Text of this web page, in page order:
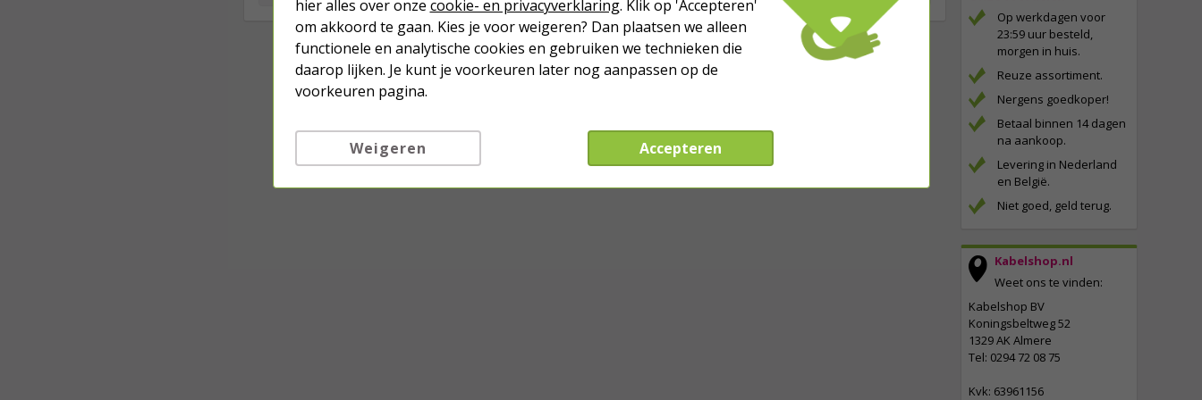
Op werkdagen voor
23:59 uur besteld,
morgen in huis.
Reuze assortiment.
Nergens goedkoper!
Betaal binnen 14 dagen
na aankoop.
Levering in Nederland
en België.
Niet goed, geld terug.
Kabelshop.nl
Weet ons te vinden:
Kabelshop BV
Koningsbeltweg 52
1329 AK Almere
Tel: 0294 72 08 75
Kvk: 63961156
Afsluitbaar en kindveilig
Kan worden ingegraven en afgedekt
Voorzien van wateraansluiting
Afmetingen: 41 x 30 x 21 cm (l x b x h)
hier alles over onze cookie- en privacyverklaring. Klik op 'Accepteren'
om akkoord te gaan. Kies je voor weigeren? Dan plaatsen we alleen
functionele en analytische cookies en gebruiken we technieken die
daarop lijken. Je kunt je voorkeuren later nog aanpassen op de
voorkeuren pagina.
Accepteren
Weigeren